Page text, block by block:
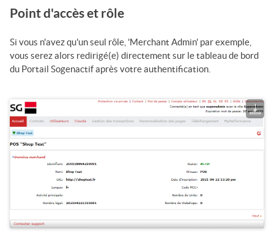
Point d'accès et rôle
Si vous n'avez qu'un seul rôle, 'Merchant Admin' par exemple,
vous serez alors redirigé(e) directement sur le tableau de bord
du Portail Sogenactifaprès votre authentification.